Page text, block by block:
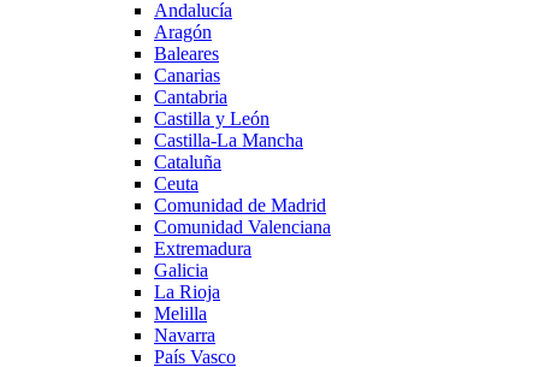
Andalucía
Aragón
Baleares
Canarias
Cantabria
Castilla y León
Castilla-La Mancha
Cataluña
Ceuta
Comunidad de Madrid
Comunidad Valenciana
Extremadura
Galicia
La Rioja
Melilla
Navarra
País Vasco